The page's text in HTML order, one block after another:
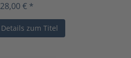
28,00 € *
Details zum Titel